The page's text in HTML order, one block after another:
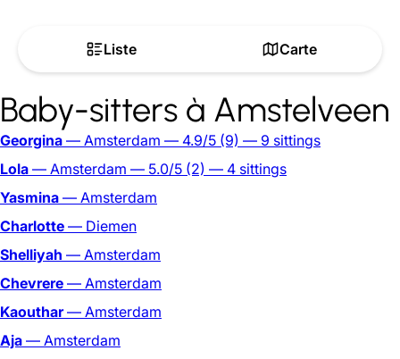
Liste Carte
Baby-sitters à Amstelveen
Georgina — Amsterdam — 4.9/5 (9) — 9 sittings
Lola — Amsterdam — 5.0/5 (2) — 4 sittings
Yasmina — Amsterdam
Charlotte — Diemen
Shelliyah — Amsterdam
Chevrere — Amsterdam
Kaouthar— Amsterdam
Aja — Amsterdam